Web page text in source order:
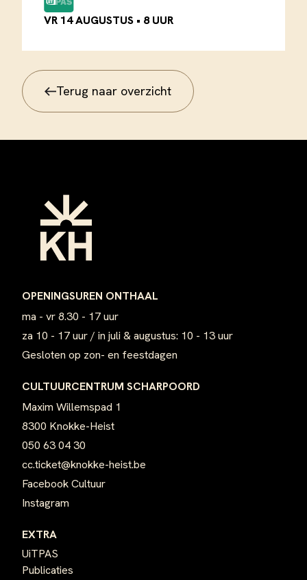
VR 14 AUGUSTUS • 8 UUR
Terug naar overzicht
Terug naar overzicht
OPENINGSUREN ONTHAAL
ma - vr 8.30 - 17 uur
za 10 - 17 uur / in juli & augustus: 10 - 13 uur
Gesloten op zon- en feestdagen
CULTUURCENTRUM SCHARPOORD
Maxim Willemspad 1
8300 Knokke-Heist
050 63 04 30
cc.ticket@knokke-heist.be
Facebook Cultuur
Instagram
EXTRA
UiTPAS
Publicaties